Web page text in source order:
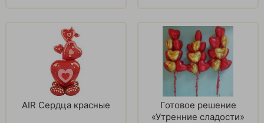
AIR Сердца красные
Готовое решение
«Утренние сладости»